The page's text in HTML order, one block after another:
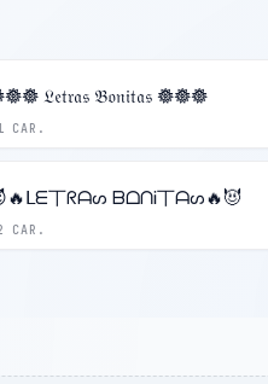
CAR.
𝔏𝔢𝔱𝔯𝔞𝔰 𝔅𝔬𝔫𝔦𝔱𝔞𝔰 𖣔𖣔𖣔
CAR.
丅ᖇᗩᔕ ᗷᗝᑎᎥ丅ᗩᔕ🔥😈